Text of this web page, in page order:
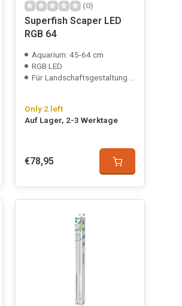
(0)
Superfish Scaper LED
RGB 64
Aquarium: 45-64 cm
RGB LED
Für Landschaftsgestaltung und Pflanzenwachstum
Only 2 left
Auf Lager, 2-3 Werktage
€78,95